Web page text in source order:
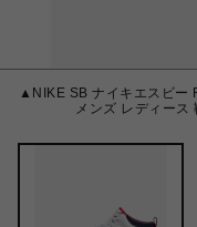
▲NIKE SB ナイキエスビー
メンズ レディース